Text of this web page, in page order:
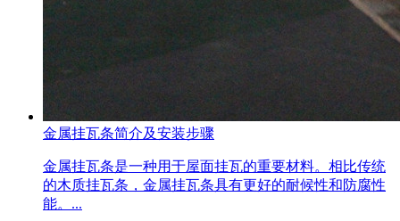
金属挂瓦条简介及安装步骤
金属挂瓦条是一种用于屋面挂瓦的重要材料。相比传统
的木质挂瓦条，金属挂瓦条具有更好的耐候性和防腐性
能。...